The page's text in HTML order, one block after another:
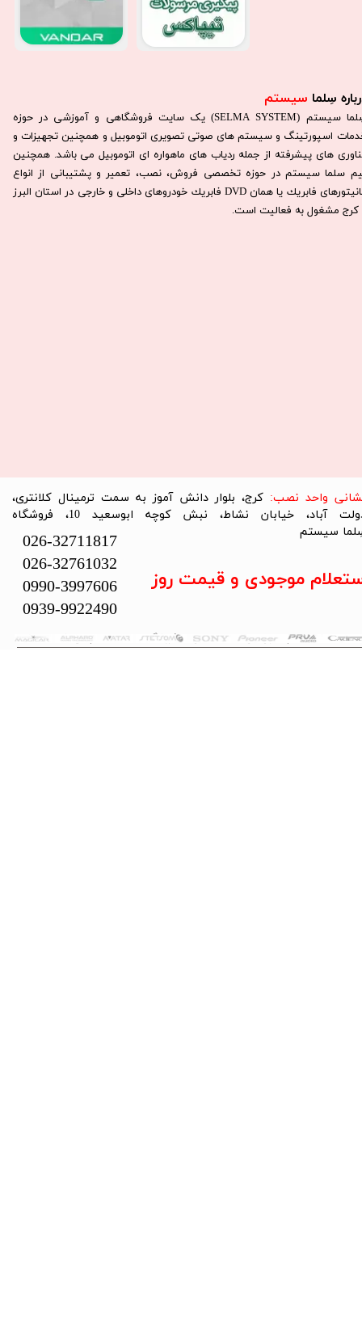
سِلما سیستم​​​​​​​
سِلما سيستم (SELMA SYSTEM) یک سایت فروشگاهی و آموزشی در حوزه
اسپورتینگ و سیستم های صوتی تصویری اتوموبیل و همچنین تجهیزات و
های پیشرفته از جمله ردیاب های ماهواره ای اتوموبیل می باشد. همچنين
سلما سيستم در حوزه تخصصی فروش، نصب، تعمير و پشتيبانی از انواع
مانيتورهای فابريك يا همان DVD فابريك خودروهای داخلی و خارجی در استان البرز
كرج مشغول به فعاليت است.​​​​​​​
تمام حقوق این سایت متعلق به فروشگاه سلما سیستم می‌باشد.
واحد نصب: کرج، بلوار دانش آموز به سمت ترمینال کلانتری،
دولت آباد، خیابان نشاط، نبش کوچه ابوسعید 10، فروشگاه
سیستم​​​​​​​
026-32711817
026-32761032
0990-3997606
0939-9922490
موجودی و قیمت روز